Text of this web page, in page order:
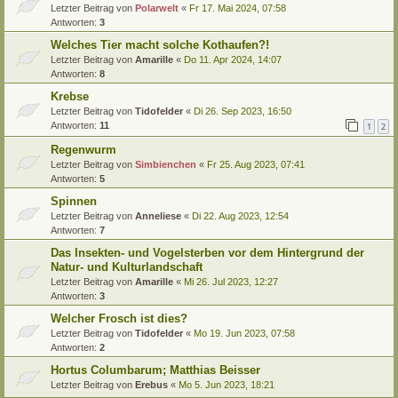
Letzter Beitrag von Polarwelt « Fr 17. Mai 2024, 07:58
Antworten: 3
Welches Tier macht solche Kothaufen?!
Letzter Beitrag von Amarille « Do 11. Apr 2024, 14:07
Antworten: 8
Krebse
Letzter Beitrag von Tidofelder « Di 26. Sep 2023, 16:50
Antworten: 11 1 2
Regenwurm
Letzter Beitrag von Simbienchen « Fr 25. Aug 2023, 07:41
Antworten: 5
Spinnen
Letzter Beitrag von Anneliese « Di 22. Aug 2023, 12:54
Antworten: 7
Das Insekten- und Vogelsterben vor dem Hintergrund der
Natur- und Kulturlandschaft
Letzter Beitrag von Amarille « Mi 26. Jul 2023, 12:27
Antworten: 3
Welcher Frosch ist dies?
Letzter Beitrag von Tidofelder « Mo 19. Jun 2023, 07:58
Antworten: 2
Hortus Columbarum; Matthias Beisser
Letzter Beitrag von Erebus « Mo 5. Jun 2023, 18:21